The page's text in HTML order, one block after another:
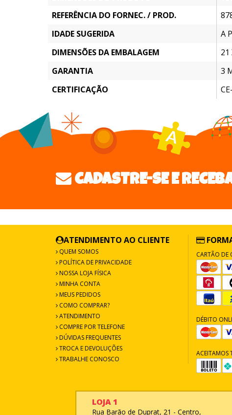
REFERÊNCIA DO FORNEC. / PROD.
IDADE SUGERIDA
A
DIMENSÕES DA EMBALAGEM
21
GARANTIA
3
CERTIFICAÇÃO
CADASTRE-SE E
ATENDIMENTO AO CLIENTE
QUEM SOMOS
POLÍTICA DE PRIVACIDADE
NOSSA LOJA FÍSICA
MINHA CONTA
MEUS PEDIDOS
COMO COMPRAR?
ATENDIMENTO
COMPRE POR TELEFONE
DÚVIDAS FREQUENTES
TROCA E DEVOLUÇÕES
TRABALHE CONOSCO
CARTÃO DE
DÉBITO
ACEITAMOS
LOJA 1
Rua Barão de Duprat, 21 - Centro,